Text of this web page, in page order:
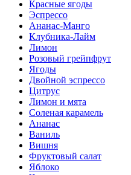
Красные ягоды
Эспрессо
Ананас-Манго
Клубника-Лайм
Лимон
Розовый грейпфрут
Ягоды
Двойной эспрессо
Цитрус
Лимон и мята
Соленая карамель
Ананас
Ваниль
Вишня
Фруктовый салат
Яблоко